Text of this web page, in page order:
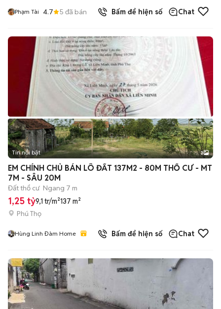
Phạm Tài 4.7 5 đã bán Bấm để hiện số Chat
Tin nổi bật 3
EM CHÍNH CHỦ BÁN LÔ ĐẤT 137M2 - 80M THỔ CƯ - MT
7M - SÂU 20M
Đất thổ cư Ngang 7 m
1,25 tỷ9,1 tr/m²137 m²
Phú Thọ
Hùng Linh Đàm Home Bấm để hiện số Chat